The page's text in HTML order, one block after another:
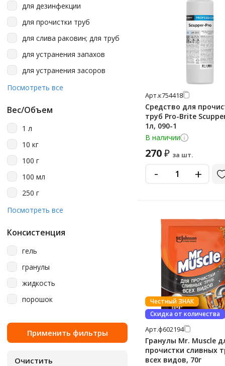
Hadlee
Laima
Luscan
Master Fresh
Mr Muscle
MrMuscle
Perklin
Pro-Brite
Profit
Sanfor
Saniterra
Synergetic
Vortex
Адриа
Доместос
Золушка
Крот
Мега
для дезинфекции
для прочистки труб
для слива раковин; для труб
для устранения запахов
для устранения засоров
для чистки
Посмотреть все
Вес/Объем
1 л
10 кг
100 г
100 мл
250 г
280
50 г
500 мл
600 г
600 мл
70 г
Посмотреть все
Консистенция
гель
гранулы
жидкость
порошок
Арт.к754418
Средство для
труб Pro-Brite
1л, 090-1
В наличии
270₽ за шт.
- +
Честный ЗНАК
Скидка от количества
Арт.ф602194
Гранулы Mr. Muscle
прочистки сливных
всех видов, 70г